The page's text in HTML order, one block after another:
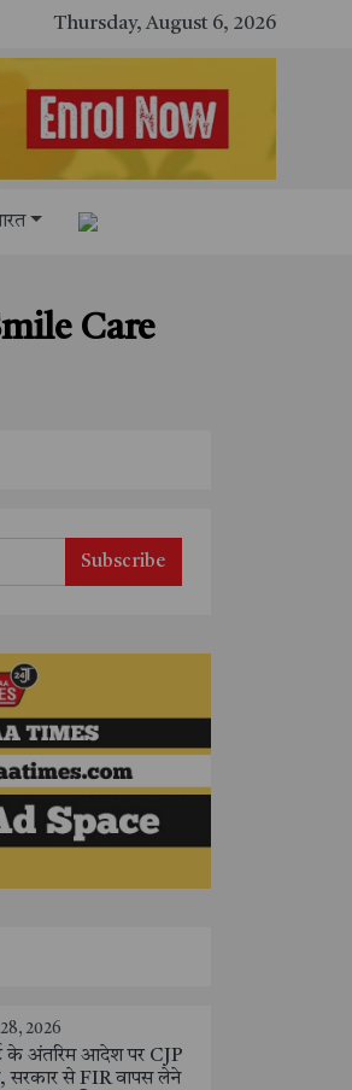
Thursday, August 6, 2026
Care
Subscribe
28, 2026
के अंतरिम आदेश पर CJP
सरकार से FIR वापस लेने